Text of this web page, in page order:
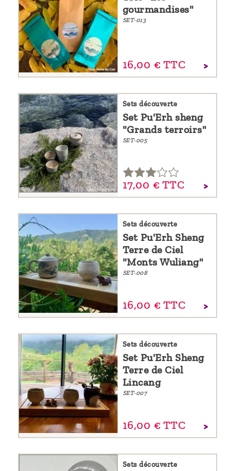
gourmandises"
SET-013
16,00 € TTC
Sets découverte
Set Pu'Erh sheng
"Grands terroirs"
SET-005
17,00 € TTC
Sets découverte
Set Pu'Erh Sheng
Terre de Ciel
"Monts Wuliang"
SET-008
16,00 € TTC
Sets découverte
Set Pu'Erh Sheng
Terre de Ciel
Lincang
SET-007
16,00 € TTC
Sets découverte